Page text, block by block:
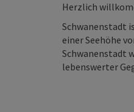
Herzlich
Schwanenstadt
einer Seehöhe
Schwanenstadt
lebenswerter